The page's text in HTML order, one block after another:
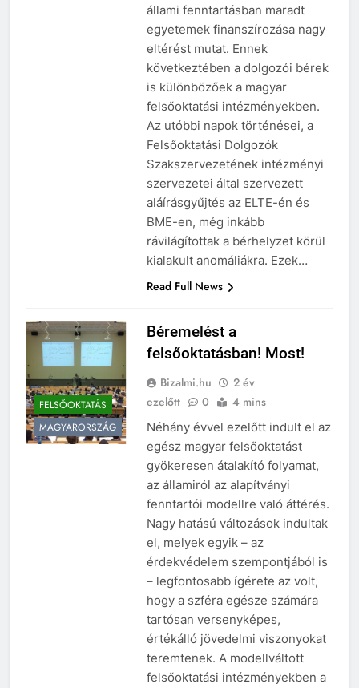
állami fenntartásban maradt
egyetemek finanszírozása nagy
eltérést mutat. Ennek
következtében a dolgozói bérek
is különbözőek a magyar
felsőoktatási intézményekben.
Az utóbbi napok történései, a
Felsőoktatási Dolgozók
Szakszervezetének intézményi
szervezetei által szervezett
aláírásgyűjtés az ELTE-én és
BME-en, még inkább
rávilágítottak a bérhelyzet körül
kialakult anomáliákra. Ezek…
Read Full News
FELSŐOKTATÁS
MAGYARORSZÁG
Béremelést a
felsőoktatásban! Most!
Bizalmi.hu
2 év
ezelőtt
0 4 mins
Néhány évvel ezelőtt indult el az
egész magyar felsőoktatást
gyökeresen átalakító folyamat,
az államiról az alapítványi
fenntartói modellre való áttérés.
Nagy hatású változások indultak
el, melyek egyik – az
érdekvédelem szempontjából is
– legfontosabb ígérete az volt,
hogy a szféra egésze számára
tartósan versenyképes,
értékálló jövedelmi viszonyokat
teremtenek. A modellváltott
felsőoktatási intézményekben a